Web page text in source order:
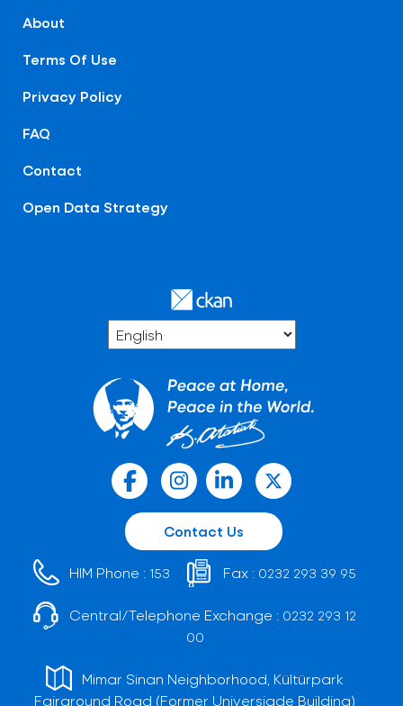
About
Terms Of Use
Privacy Policy
FAQ
Contact
Open Data Strategy
Contact Us
HIM Phone : 153 Fax : 0232 293 39 95
Central/Telephone Exchange : 0232 293 12
00
Mimar Sinan Neighborhood, Kültürpark
Fairground Road (Former Universiade Building)